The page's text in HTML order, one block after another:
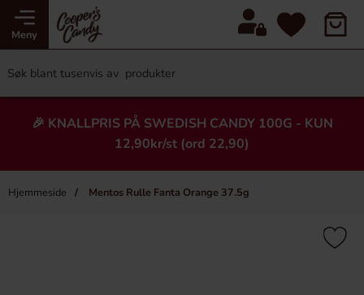
Meny
🎉 KNALLPRIS PÅ SWEDISH CANDY 100G - KUN
12,90kr/st (ord 22,90)
Hjemmeside Mentos Rulle Fanta Orange 37.5g
×